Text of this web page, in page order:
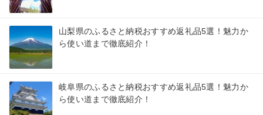
山梨県のふるさと納税おすすめ返礼品5選！魅力か
ら使い道まで徹底紹介！
岐阜県のふるさと納税おすすめ返礼品5選！魅力か
ら使い道まで徹底紹介！